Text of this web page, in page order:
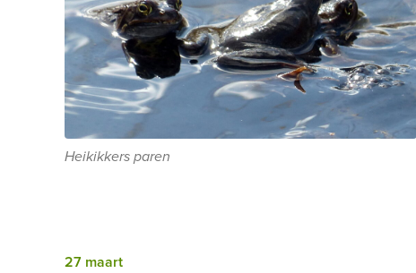
Heikikkers paren
27 maart